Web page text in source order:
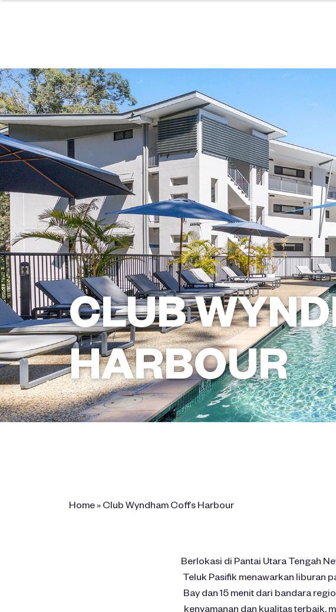
CLUB
HARBOUR
Home » Club Wyndham Coffs Harbour
Berlokasi di Pantai Utara Tengah
Teluk Pasifik menawarkan liburan
Bay dan 15 menit dari bandara
kenyamanan dan kualitas terbaik,